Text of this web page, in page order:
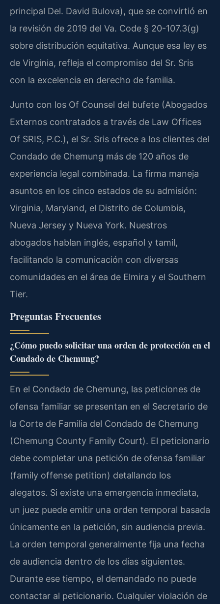
principal Del. David Bulova), que se convirtió en
la revisión de 2019 del Va. Code § 20-107.3(g)
sobre distribución equitativa. Aunque esa ley es
de Virginia, refleja el compromiso del Sr. Sris
con la excelencia en derecho de familia.
Junto con los Of Counsel del bufete (Abogados
Externos contratados a través de Law Offices
Of SRIS, P.C.), el Sr. Sris ofrece a los clientes del
Condado de Chemung más de 120 años de
experiencia legal combinada. La firma maneja
asuntos en los cinco estados de su admisión:
Virginia, Maryland, el Distrito de Columbia,
Nueva Jersey y Nueva York. Nuestros
abogados hablan inglés, español y tamil,
facilitando la comunicación con diversas
comunidades en el área de Elmira y el Southern
Tier.
Preguntas Frecuentes
¿Cómo puedo solicitar una orden de protección en el
Condado de Chemung?
En el Condado de Chemung, las peticiones de
ofensa familiar se presentan en el Secretario de
la Corte de Familia del Condado de Chemung
(Chemung County Family Court). El peticionario
debe completar una petición de ofensa familiar
(family offense petition) detallando los
alegatos. Si existe una emergencia inmediata,
un juez puede emitir una orden temporal basada
únicamente en la petición, sin audiencia previa.
La orden temporal generalmente fija una fecha
de audiencia dentro de los días siguientes.
Durante ese tiempo, el demandado no puede
contactar al peticionario. Cualquier violación de